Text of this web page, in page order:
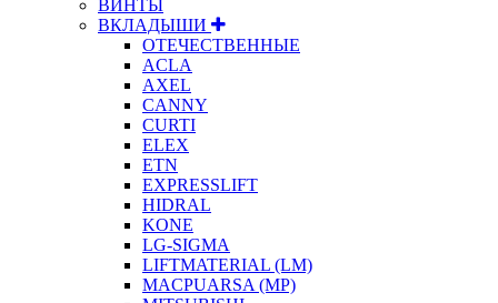
ВИНТЫ
ВКЛАДЫШИ
ОТЕЧЕСТВЕННЫЕ
ACLA
AXEL
CANNY
CURTI
ELEX
ETN
EXPRESSLIFT
HIDRAL
KONE
LG-SIGMA
LIFTMATERIAL (LM)
MACPUARSA (MP)